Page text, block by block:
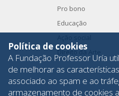
Pro bono
Educação
Direito da Arte
Política de cookies
A Fundação Professor Uría
de melhorar as
associado ao spam e ao
armazenamento de cookies